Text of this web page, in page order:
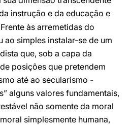
instrução e da educação e
às arremetidas do
ao simples instalar-se de um
que, sob a capa da
posições que pretendem
até ao secularismo -
alguns valores fundamentais,
não somente da moral
simplesmente humana,